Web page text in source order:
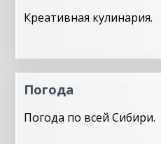
Креативная кулинария.
Погода
Погода по всей Сибири.